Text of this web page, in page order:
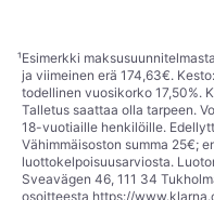
¹Esimerkki
ja viimeinen erä 174,63€.
todellinen vuosikorko 17,50%.
Talletus saattaa olla tarpeen.
18-vuotiaille henkilöille.
Vähimmäisoston summa 25€;
luottokelpoisuusarviosta.
Sveavägen 46, 111 34
osoitteesta https://